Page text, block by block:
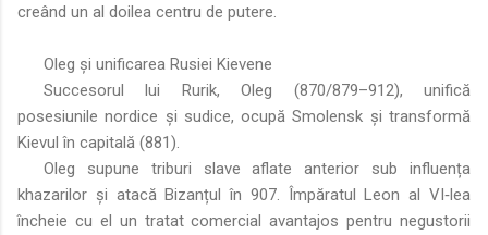
creând un al doilea centru de putere.
Oleg și unificarea Rusiei Kievene
Succesorul lui Rurik, Oleg (870/879–912), unifică
posesiunile nordice și sudice, ocupă Smolensk și transformă
Kievul în capitală (881).
Oleg supune triburi slave aflate anterior sub influența
khazarilor și atacă Bizanțul în 907. Împăratul Leon al VI‑lea
încheie cu el un tratat comercial avantajos pentru negustorii